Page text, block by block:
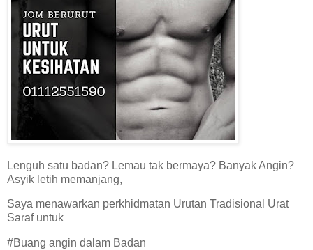
Lenguh satu badan? Lemau tak bermaya? Banyak Angin?
Asyik letih memanjang,
Saya menawarkan perkhidmatan Urutan Tradisional Urat
Saraf untuk
#Buang angin dalam Badan